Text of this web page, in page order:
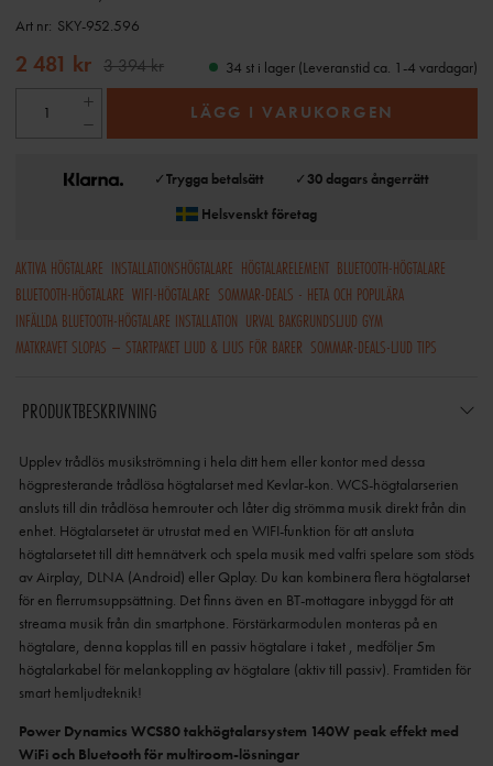
Art nr: SKY-952.596
2 481 kr 3 394 kr 34 st i lager (Leveranstid ca. 1-4 vardagar)
LÄGG I VARUKORGEN
✓Trygga betalsätt ✓30 dagars ångerrätt
Helsvenskt företag
AKTIVA HÖGTALARE INSTALLATIONSHÖGTALARE HÖGTALARELEMENT BLUETOOTH-HÖGTALARE
BLUETOOTH-HÖGTALARE WIFI-HÖGTALARE SOMMAR-DEALS - HETA OCH POPULÄRA
INFÄLLDA BLUETOOTH-HÖGTALARE INSTALLATION URVAL BAKGRUNDSLJUD GYM
MATKRAVET SLOPAS – STARTPAKET LJUD & LJUS FÖR BARER SOMMAR-DEALS-LJUD TIPS
PRODUKTBESKRIVNING
Upplev trådlös musikströmning i hela ditt hem eller kontor med dessa
högpresterande trådlösa högtalarset med Kevlar-kon. WCS-högtalarserien
ansluts till din trådlösa hemrouter och låter dig strömma musik direkt från din
enhet. Högtalarsetet är utrustat med en WIFI-funktion för att ansluta
högtalarsetet till ditt hemnätverk och spela musik med valfri spelare som stöds
av Airplay, DLNA (Android) eller Qplay. Du kan kombinera flera högtalarset
för en flerrumsuppsättning. Det finns även en BT-mottagare inbyggd för att
streama musik från din smartphone. Förstärkarmodulen monteras på en
högtalare, denna kopplas till en passiv högtalare i taket , medföljer 5m
högtalarkabel för melankoppling av högtalare (aktiv till passiv). Framtiden för
smart hemljudteknik!
Power Dynamics WCS80 takhögtalarsystem 140W peak effekt med
WiFi och Bluetooth för multiroom-lösningar